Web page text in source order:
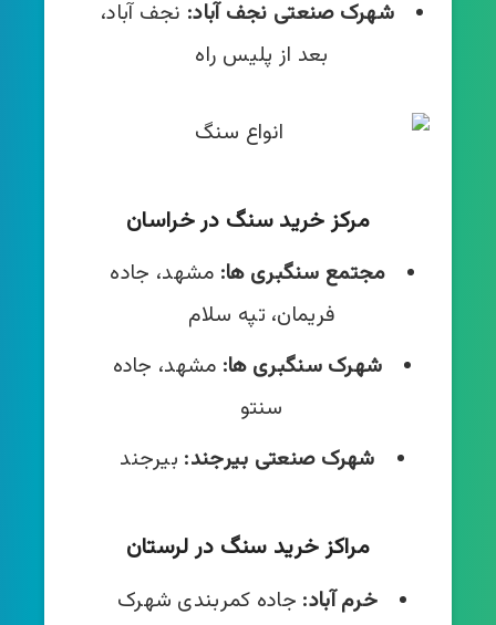
شهرک صنعتی نجف آباد: نجف آباد،
بعد از پلیس راه
مرکز خرید سنگ در خراسان
مجتمع سنگبری ها: مشهد، جاده
فریمان، تپه سلام
شهرک سنگبری ها: مشهد، جاده
سنتو
شهرک صنعتی بیرجند: بیرجند
مراکز خرید سنگ در لرستان
خرم آباد: جاده کمربندی شهرک